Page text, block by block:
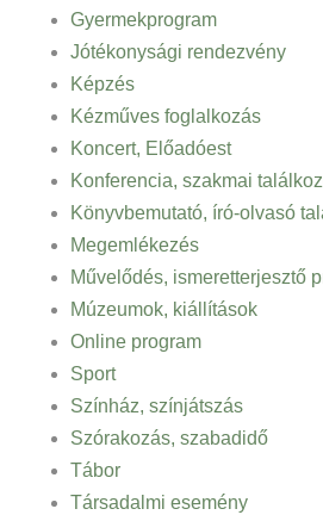
Gyermekprogram
Jótékonysági rendezvény
Képzés
Kézműves foglalkozás
Koncert, Előadóest
Konferencia, szakmai
Könyvbemutató, író-olvasó
Megemlékezés
Művelődés, ismeretterjesztő
Múzeumok, kiállítások
Online program
Sport
Színház, színjátszás
Szórakozás, szabadidő
Tábor
Társadalmi esemény